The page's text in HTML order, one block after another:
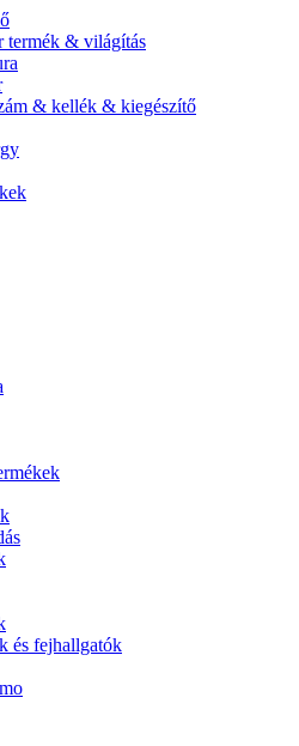
termék & világítás
& kellék & kiegészítő
és fejhallgatók